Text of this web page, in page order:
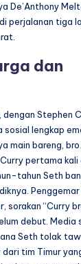
De’Anthony
perjalanan tiga
dan
dengan Stephen
lengkap
main bareng,
pertama kali
tahun Seth
sorakan “Curry
debut. Media
Seth tolak
tim Timur